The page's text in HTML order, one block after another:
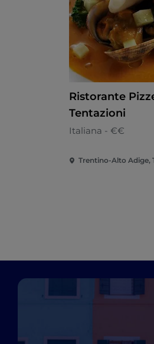
Ristorante
Tentazioni
Italiana - €€
Trentino-Alto Adige,